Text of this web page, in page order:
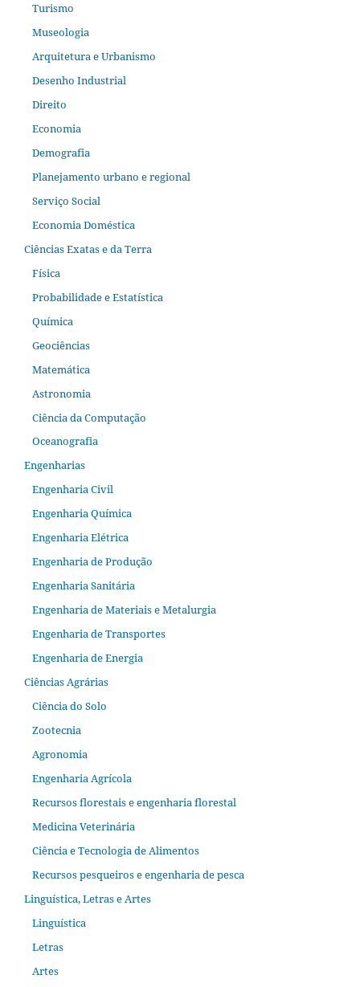
Turismo
Museologia
Arquitetura e Urbanismo
Desenho Industrial
Direito
Economia
Demografia
Planejamento urbano e regional
Serviço Social
Economia Doméstica
Ciências Exatas e da Terra
Física
Probabilidade e Estatística
Química
Geociências
Matemática
Astronomia
Ciência da Computação
Oceanografia
Engenharias
Engenharia Civil
Engenharia Química
Engenharia Elétrica
Engenharia de Produção
Engenharia Sanitária
Engenharia de Materiais e Metalurgia
Engenharia de Transportes
Engenharia de Energia
Ciências Agrárias
Ciência do Solo
Zootecnia
Agronomia
Engenharia Agrícola
Recursos florestais e engenharia florestal
Medicina Veterinária
Ciência e Tecnologia de Alimentos
Recursos pesqueiros e engenharia de pesca
Linguística, Letras e Artes
Linguística
Letras
Artes